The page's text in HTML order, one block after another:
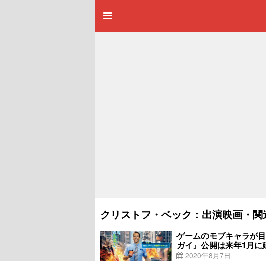
クリストフ・ベック：出演映画・
ゲームのモブキャラが
ガイ』公開は来年1月に
2020年8月7日